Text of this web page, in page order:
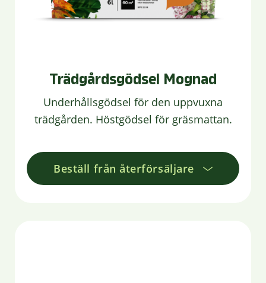
Trädgårdsgödsel Mognad
Underhållsgödsel för den uppvuxna
trädgården. Höstgödsel för gräsmattan.
Beställ från återförsäljare